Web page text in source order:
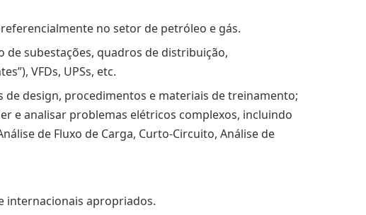
no setor de petróleo e gás.
subestações, quadros de distribuição,
VFDs, UPSs, etc.
de design, procedimentos e materiais de treinamento;
e analisar problemas elétricos complexos, incluindo
de Fluxo de Carga, Curto-Circuito, Análise de
internacionais apropriados.